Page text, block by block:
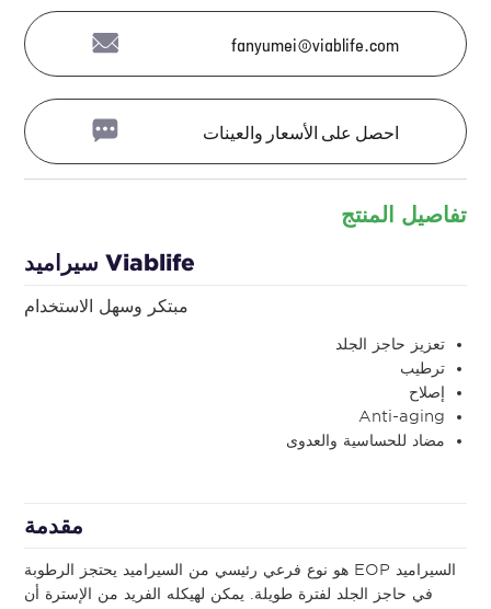
fanyumei@viablife.com
احصل على الأسعار والعينات
تفاصيل المنتج
Viablife سيراميد
مبتكر وسهل الاستخدام
تعزيز حاجز الجلد
ترطيب
إصلاح
Anti-aging
مضاد للحساسية والعدوى
مقدمة
السيراميد EOP هو نوع فرعي رئيسي من السيراميد يحتجز الرطوبة
في حاجز الجلد لفترة طويلة. يمكن لهيكله الفريد من الإسترة أن